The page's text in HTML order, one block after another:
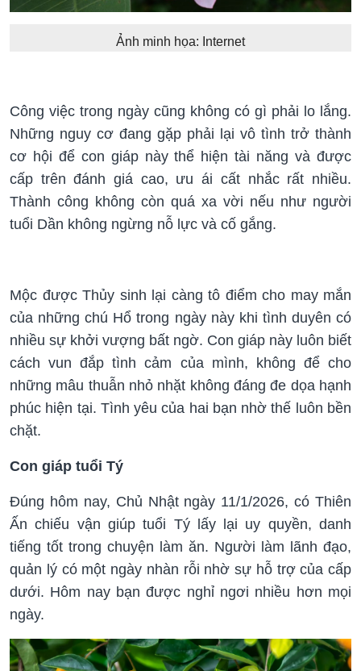
Ảnh minh họa: Internet
Công việc trong ngày cũng không có gì phải lo lắng.
Những nguy cơ đang gặp phải lại vô tình trở thành
cơ hội để con giáp này thể hiện tài năng và được
cấp trên đánh giá cao, ưu ái cất nhắc rất nhiều.
Thành công không còn quá xa vời nếu như người
tuổi Dần không ngừng nỗ lực và cố gắng.
Mộc được Thủy sinh lại càng tô điểm cho may mắn
của những chú Hổ trong ngày này khi tình duyên có
nhiều sự khởi vượng bất ngờ. Con giáp này luôn biết
cách vun đắp tình cảm của mình, không để cho
những mâu thuẫn nhỏ nhặt không đáng đe dọa hạnh
phúc hiện tại. Tình yêu của hai bạn nhờ thế luôn bền
chặt.
Con giáp tuổi Tý
Đúng hôm nay, Chủ Nhật ngày 11/1/2026, có Thiên
Ấn chiếu vận giúp tuổi Tý lấy lại uy quyền, danh
tiếng tốt trong chuyện làm ăn. Người làm lãnh đạo,
quản lý có một ngày nhàn rỗi nhờ sự hỗ trợ của cấp
dưới. Hôm nay bạn được nghỉ ngơi nhiều hơn mọi
ngày.